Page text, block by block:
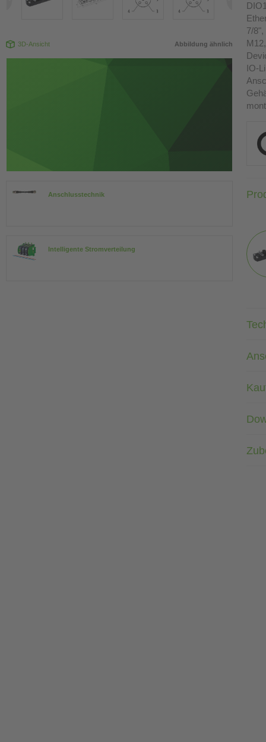
3D-Ansicht Abbildung ähnlich
Anschlusstechnik
Intelligente Stromverteilung
7/
IO-